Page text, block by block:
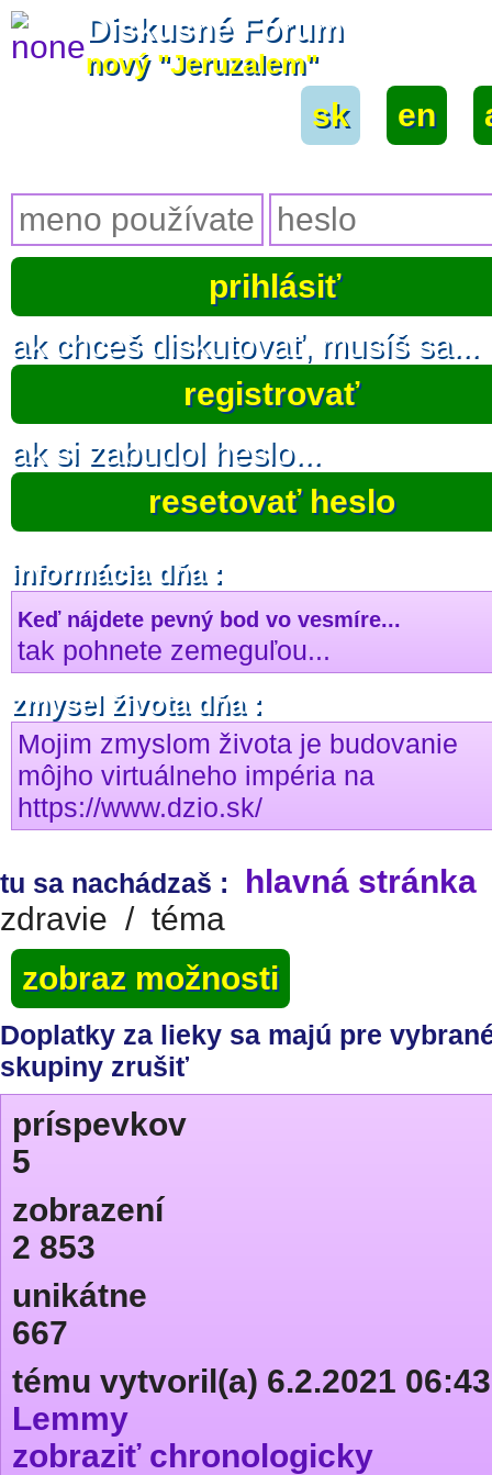
Diskusné Fórum
nový "Jeruzalem"
sk en
ak chceš diskutovať, musíš sa...
registrovať
ak si zabudol heslo...
resetovať heslo
informácia dňa :
Keď nájdete pevný bod vo vesmíre...
tak pohnete zemeguľou...
zmysel života dňa :
Mojim zmyslom života je budovanie
môjho virtuálneho impéria na
https://www.dzio.sk/
tu sa nachádzaš : hlavná stránka
zdravie / téma
zobraz možnosti
Doplatky za lieky sa majú pre
skupiny zrušiť
príspevkov
5
zobrazení
2 853
unikátne
667
tému vytvoril(a) 6.2.2021 06:43
Lemmy
zobraziť chronologicky